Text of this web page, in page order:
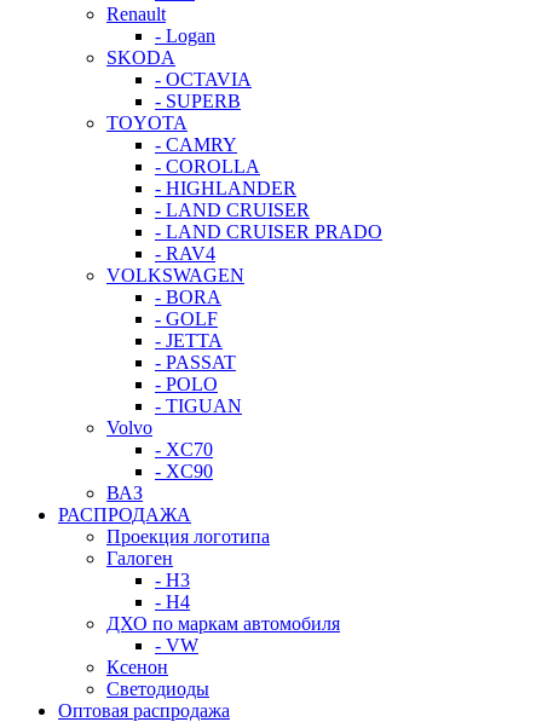
Renault
- Logan
SKODA
- OCTAVIA
- SUPERB
TOYOTA
- CAMRY
- COROLLA
- HIGHLANDER
- LAND CRUISER
- LAND CRUISER PRADO
- RAV4
VOLKSWAGEN
- BORA
- GOLF
- JETTA
- PASSAT
- POLO
- TIGUAN
Volvo
- XC70
- XC90
ВАЗ
РАСПРОДАЖА
Проекция логотипа
Галоген
- H3
- H4
ДХО по маркам автомобиля
- VW
Ксенон
Светодиоды
Оптовая распродажа